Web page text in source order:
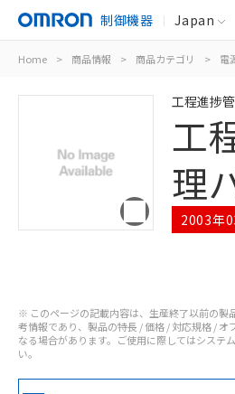
制御機器 Japan
Home > 商品情報 > 商品カテゴリ > 電
工程進捗
工
理
2003年
※ このページの記載内容は、生産終了以前の製
考情報であり、製品の特長 / 価格 / 対応規格 /
なる場合があります。ご使用に際してはシステ
い。